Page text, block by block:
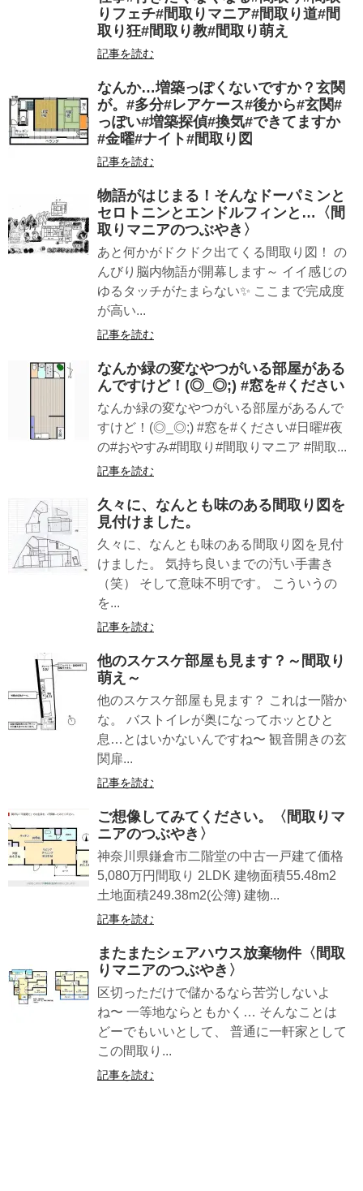
りフェチ#間取りマニア#間取り道#間
取り狂#間取り教#間取り萌え
記事を読む
なんか…増築っぽくないですか？玄関
が。#多分#レアケース#後から#玄関#
っぽい#増築探偵#換気#できてますか
#金曜#ナイト#間取り図
記事を読む
物語がはじまる！そんなドーパミンと
セロトニンとエンドルフィンと…〈間
取りマニアのつぶやき〉
あと何かがドクドク出てくる間取り図！ の
んびり脳内物語が開幕します～ イイ感じの
ゆるタッチがたまらない✨ ここまで完成度
が高い...
記事を読む
なんか緑の変なやつがいる部屋がある
んですけど！(◎_◎;) #窓を#ください
なんか緑の変なやつがいる部屋があるんで
すけど！(◎_◎;) #窓を#ください#日曜#夜
の#おやすみ#間取り#間取りマニア #間取...
記事を読む
久々に、なんとも味のある間取り図を
見付けました。
久々に、なんとも味のある間取り図を見付
けました。 気持ち良いまでの汚い手書き
（笑） そして意味不明です。 こういうの
を...
記事を読む
他のスケスケ部屋も見ます？～間取り
萌え～
他のスケスケ部屋も見ます？ これは一階か
な。 バストイレが奥になってホッとひと
息…とはいかないんですね〜 観音開きの玄
関扉...
記事を読む
ご想像してみてください。〈間取りマ
ニアのつぶやき〉
神奈川県鎌倉市二階堂の中古一戸建て価格
5,080万円間取り 2LDK 建物面積55.48m2
土地面積249.38m2(公簿) 建物...
記事を読む
またまたシェアハウス放棄物件〈間取
りマニアのつぶやき〉
区切っただけで儲かるなら苦労しないよ
ね〜 一等地ならともかく… そんなことは
どーでもいいとして、 普通に一軒家として
この間取り...
記事を読む